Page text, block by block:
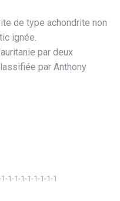
de type achondrite non
ignée.
par deux
par Anthony
1-1-1-1-1-1-1-1